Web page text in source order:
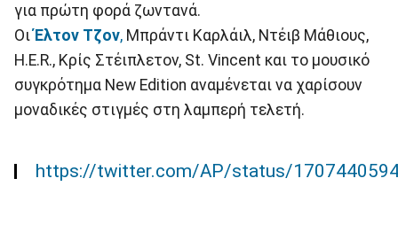
για πρώτη φορά ζωντανά.
ΟιΈλτον Τζον, Μπράντι Καρλάιλ, Ντέιβ Μάθιους,
H.E.R., Κρίς Στέιπλετον, St. Vincent και το μουσικό
συγκρότημα New Edition αναμένεται να χαρίσουν
μοναδικές στιγμές στη λαμπερή τελετή.
https://twitter.com/AP/status/